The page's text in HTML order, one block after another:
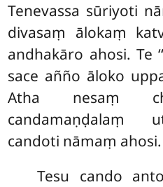
Tenevassa sūriyoti
divasaṃ ālokaṃ
andhakāro ahosi. Te
sace añño āloko
Atha nesaṃ
candamaṇḍalaṃ
candoti nāmaṃ ahosi.
Tesu cando